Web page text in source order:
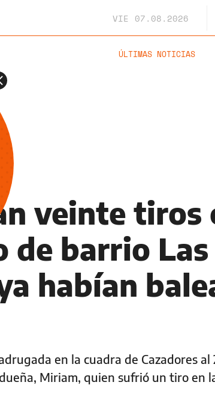
VIE 07.08.2026
ÚLTIMAS NOTICIAS
veinte
de barrio
habían
en la cuadra de Cazadores
Miriam, quien sufrió un tiro en